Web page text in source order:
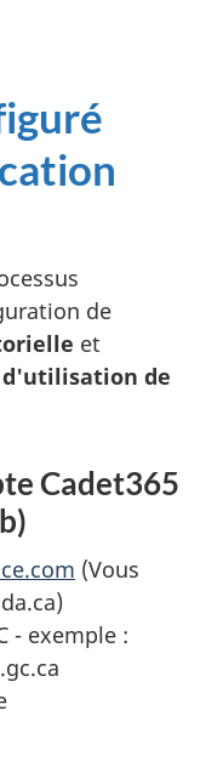
de
et
de
Cadet365
(Vous
- exemple :